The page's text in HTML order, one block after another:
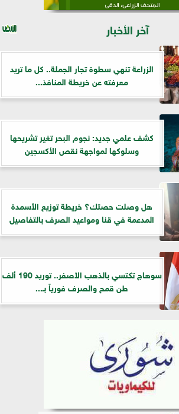
آخر الأخبار
الزراعة تنهي سطوة تجار الجملة.. كل ما تريد
معرفته عن خريطة المنافذ...
كشف علمي جديد: نجوم البحر تغير تشريحها
وسلوكها لمواجهة نقص الأكسجين
هل وصلت حصتك؟ خريطة توزيع الأسمدة
المدعمة في قنا ومواعيد الصرف بالتفاصيل
سوهاج تكتسي بالذهب الأصفر.. توريد 190 ألف
طن قمح والصرف فورياً بـ...